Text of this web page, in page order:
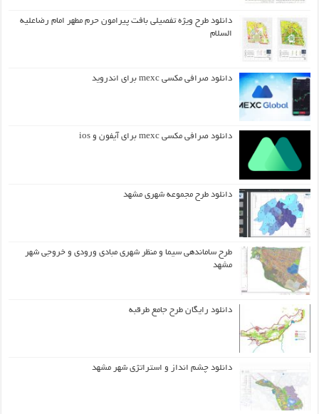
دانلود طرح ويژه تفصيلي بافت پيرامون حرم مطهر امام رضاعليه
السلام
دانلود صرافی مکسی mexc برای اندروید
دانلود صرافی مکسی mexc برای آیفون و ios
دانلود طرح مجموعه شهری مشهد
طرح ساماندهی سیما و منظر شهری مبادی ورودی و خروجی شهر
مشهد
دانلود رایگان طرح جامع طرقبه
دانلود چشم انداز و استراتژی شهر مشهد